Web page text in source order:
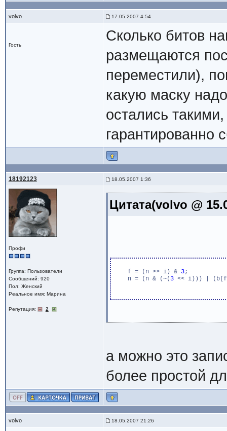
volvo 17.05.2007 4:54
Гость
Сколько битов
размещаются
переместили),
какую маску
остались
гарантированно
18192123 18.05.2007 1:36
Профи
Группа: Пользователи
Сообщений: 920
Пол: Женский
Реальное имя: Марина
Репутация: 2
Цитата(volvo @
    f = (n >> i) &
3;
    n = (n & (~(
3 << i))) |
а можно это
более простой
volvo 18.05.2007 21:26